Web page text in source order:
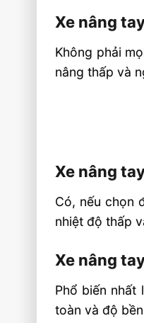
Xe nâng
Không phải
nâng thấp và
Xe nâng
Có, nếu chọn
nhiệt độ thấp
Xe nâng
Phổ biến nhất
toàn và độ